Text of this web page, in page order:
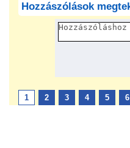
Hozzászólások
1 2 3 4 5 6